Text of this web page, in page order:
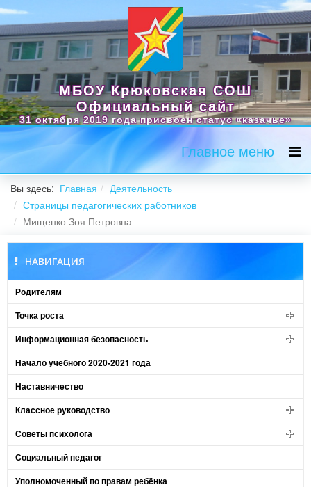
МБОУ Крюковская СОШ
Официальный сайт
31 октября 2019 года присвоен статус «казачье»
Главное меню
Вы здесь: Главная
Деятельность
Страницы педагогических работников
Мищенко Зоя Петровна
НАВИГАЦИЯ
Родителям
Точка роста
Информационная безопасность
Начало учебного 2020-2021 года
Наставничество
Классное руководство
Советы психолога
Социальный педагог
Уполномоченный по правам ребёнка